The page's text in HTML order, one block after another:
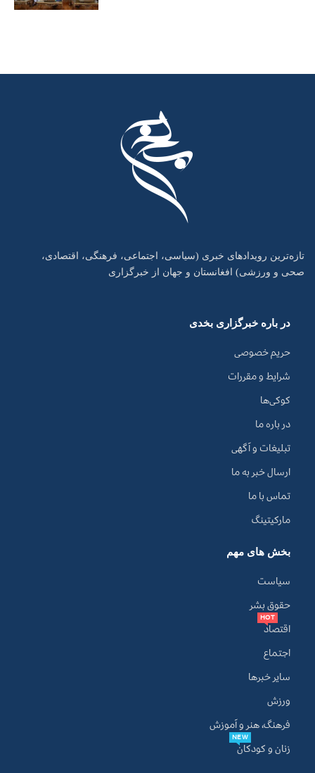
تازه‌ترین رویدادهای خبری (سیاسی، اجتماعی، فرهنگی، اقتصادی،
صحی و ورزشی) افغانستان و جهان از خبرگزاری
در باره خبرگزاری بخدی
حریم خصوصی
شرایط و مقررات
کوکی‌ها
در باره ما
تبلیغات و آگهی
ارسال خبر به ما
تماس با ما
مارکیتینگ
بخش های مهم
سیاست
حقوق بشر
اقتصاد
HOT
اجتماع
سایر خبرها
ورزش
فرهنگ، هنر و آموزش
زنان و کودکان
NEW